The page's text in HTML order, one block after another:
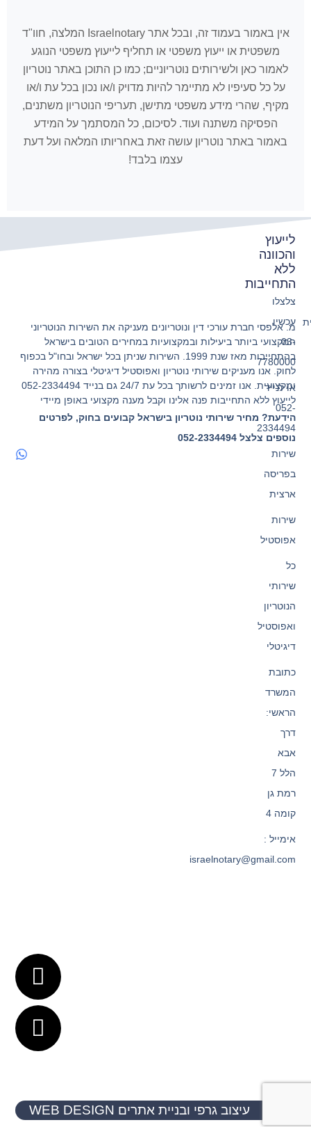
אין באמור בעמוד זה, ובכל אתר Israelnotary המלצה, חוו"ד
משפטית או ייעוץ משפטי או תחליף לייעוץ משפטי הנוגע
לאמור כאן ולשירותים נוטריוניים; כמו כן התוכן באתר נוטריון
על כל סעיפיו לא מתיימר להיות מדויק ו/או נכון בכל עת ו/או
מקיף, שהרי מידע משפטי מתישן, תעריפי הנוטריון משתנים,
הפסיקה משתנה ועוד. לסיכום, כל המסתמך על המידע
באמור באתר נוטריון עושה זאת באחריותו המלאה ועל דעת
עצמו בלבד!
מ. אלפסי חברת עורכי דין ונוטריונים מעניקה את השירות הנוטריוני
המקצועי ביותר ביעילות ובמקצועיות במחירים הטובים בישראל
בהתחייבות מאז שנת 1999. השירות שניתן בכל ישראל ובחו"ל בכפוף
לחוק. אנו מעניקים שירותי נוטריון ואפוסטיל דיגיטלי בצורה מהירה
ומקצועית. אנו זמינים לרשותך בכל עת 24/7 גם בנייד 052-2334494
לייעוץ ללא התחייבות פנה אלינו וקבל מענה מקצועי באופן מיידי
הידעת? מחיר שירותי נוטריון בישראל קבועים בחוק, לפרטים
נוספים צלצל 052-2334494
לייעוץ
והכוונה
ללא
התחייבות
צלצלו
עכשיו
03-
7780000
או לנייד
052-
2334494
שירות
בפריסה
ארצית
שירות
אפוסטיל
כל
שירותי
הנוטריון
ואפוסטיל
דיגיטלי
כתובת
המשרד
הראשי:
דרך
אבא
הלל 7
רמת גן
קומה 4
אימייל :
israelnotary@gmail.com
עיצוב גרפי ובניית אתרים WEB DESIGN